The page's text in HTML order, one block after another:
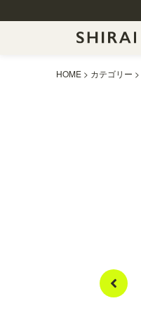
HOME カテゴリー